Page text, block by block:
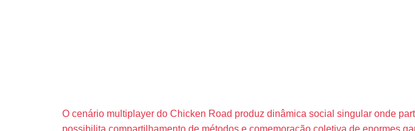
O cenário multiplayer do Chicken Road produz dinâmica social singular onde
possibilita compartilhamento de métodos e comemoração coletiva de enormes